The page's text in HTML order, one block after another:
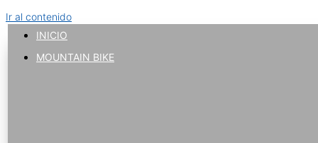
Ir al contenido
INICIO
MOUNTAIN BIKE